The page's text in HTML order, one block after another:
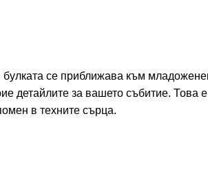
се приближава към
детайлите за вашето събитие. Това
в техните сърца.